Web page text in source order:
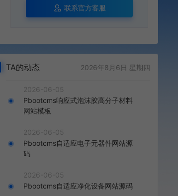
联系官方客服
TA的动态 2026年8月6日 星期四
2026-06-05
Pbootcms响应式泡沫胶高分子材料
网站模板
2026-06-05
Pbootcms自适应电子元器件网站源
码
2026-06-05
Pbootcms自适应净化设备网站源码